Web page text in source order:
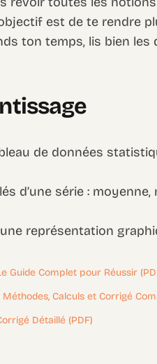
est de te rendre
ton temps, lis bien les
de données
d’une série :
représentation
Guide Complet pour Réussir
Calculs et Corrigé
Détaillé (PDF)